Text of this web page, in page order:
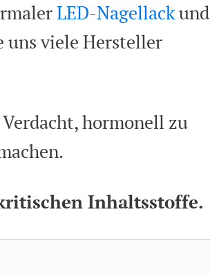
LED-Nagellackund
uns viele Hersteller
hormonell zu
Inhaltsstoffe.